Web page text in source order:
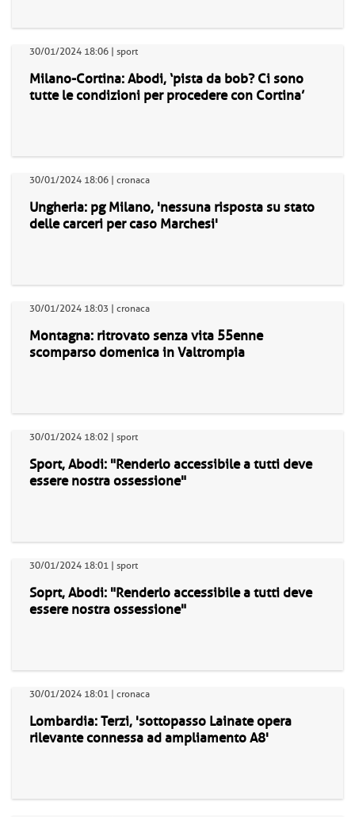
30/01/2024 18:06 | sport
Milano-Cortina: Abodi, ‘pista da bob? Ci sono
tutte le condizioni per procedere con Cortina’
30/01/2024 18:06 | cronaca
Ungheria: pg Milano, 'nessuna risposta su stato
delle carceri per caso Marchesi'
30/01/2024 18:03 | cronaca
Montagna: ritrovato senza vita 55enne
scomparso domenica in Valtrompia
30/01/2024 18:02 | sport
Sport, Abodi: "Renderlo accessibile a tutti deve
essere nostra ossessione"
30/01/2024 18:01 | sport
Soprt, Abodi: "Renderlo accessibile a tutti deve
essere nostra ossessione"
30/01/2024 18:01 | cronaca
Lombardia: Terzi, 'sottopasso Lainate opera
rilevante connessa ad ampliamento A8'